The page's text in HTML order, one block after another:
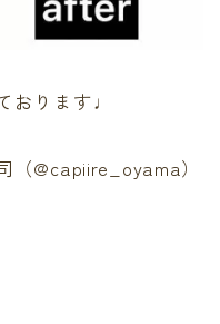
おります♩
@capiire_oyama）